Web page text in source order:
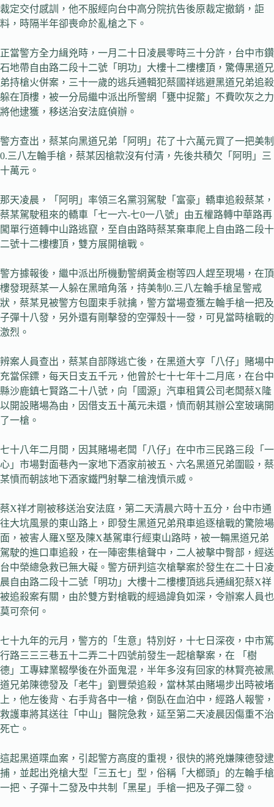
裁定交付感訓，他不服經向台中高分院抗告後原裁定撤銷，詎
料，時隔半年卻喪命於亂槍之下。
正當警方全力緝兇時，一月二十日凌晨零時三十分許，台中市鑽
石地帶自由路二段十二號「明功」大樓十二樓樓頂，驚傳黑道兄
弟持槍火併案，三十一歲的逃兵通輯犯蔡國祥逃避黑道兄弟追殺
躲在頂樓，被一分局繼中派出所警網「甕中捉鱉」不費吹灰之力
將他逮獲，移送治安法庭偵辦。
警方查出，蔡某向黑道兄弟「阿明」花了十六萬元買了一把美制
0.三八左輪手槍，蔡某因槍款沒有付清，先後共積欠「阿明」三
十萬元。
那天凌晨，「阿明」率領三名黨羽駕駛「富豪」轎車追殺蔡某，
蔡某駕駛租來的轎車「七一六-七0一八號」由五權路轉中華路再
闖單行道轉中山路逃竄，至自由路時蔡某棄車爬上自由路二段十
二號十二樓樓頂，雙方展開槍戰。
警方據報後，繼中派出所機動警網黃金樹等四人趕至現場，在頂
樓發現蔡某一人躲在黑暗角落，持美制0.三八左輪手槍呈警戒
狀，蔡某見被警方包圍束手就擒，警方當場查獲左輪手槍一把及
子彈十八發，另外還有剛擊發的空彈殼十一發，可見當時槍戰的
激烈。
辨案人員查出，蔡某自部隊逃亡後，在黑道大亨「八仔」賭場中
充當保鏢，每天日支五千元，他曾於七十七年十二月底，在台中
縣沙鹿鎮七賢路二十八號，向「國源」汽車租賃公司老闆蔡X隆
以開設賭場為由，因借支五十萬元未還，憤而朝其辦公室玻璃開
了一槍。
七十八年二月間，因其賭場老闆「八仔」在中市三民路三段「一
心」市場對面巷內一家地下酒家前被五、六名黑道兄弟圍毆，蔡
某憤而朝該地下酒家鐵門射擊二槍洩憤示威。
蔡X祥才剛被移送治安法庭，第二天清晨六時十五分，台中市通
往大坑風景的東山路上，即發生黑道兄弟飛車追逐槍戰的驚險場
面，被害人羅X堅及陳X基駕車行經東山路時，被一輛黑道兄弟
駕駛的進口車追殺，在一陣密集槍聲中，二人被擊中臀部，經送
台中榮總急救已無大礙。警方研判這次槍擊案於發生在二十日凌
晨自由路二段十二號「明功」大樓十二樓樓頂逃兵通緝犯蔡X祥
被追殺案有關，由於雙方對槍戰的經過諱負如深，令辦案人員也
莫可奈何。
七十九年的元月，警方的「生意」特別好，十七日深夜，中市篤
行路三三三巷五十二弄二十四號前發生一起槍擊案，在 「樹
德」工專肄業輟學後在外面鬼混，半年多沒有回家的林賢亮被黑
道兄弟陳德發及「老牛」劉豐榮追殺，當林某由賭場步出時被堵
上，他左後背、右手背各中一槍，倒臥在血泊中，經路人報警，
救護車將其送往「中山」醫院急救，延至第二天凌晨因傷重不治
死亡。
這起黑道喋血案，引起警方高度的重視，很快的將兇嫌陳德發逮
捕，並起出兇槍大型「三五七」型，俗稱「大榔頭」的左輪手槍
一把、子彈十二發及中共制「黑星」手槍一把及子彈二發。